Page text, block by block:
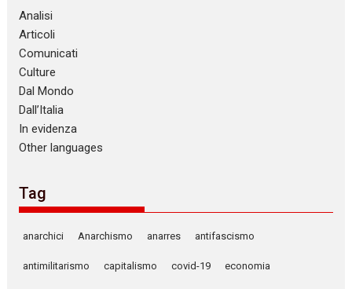
Analisi
Articoli
Comunicati
Culture
Dal Mondo
Dall’Italia
In evidenza
Other languages
Tag
anarchici Anarchismo anarres antifascismo
antimilitarismo capitalismo covid-19 economia